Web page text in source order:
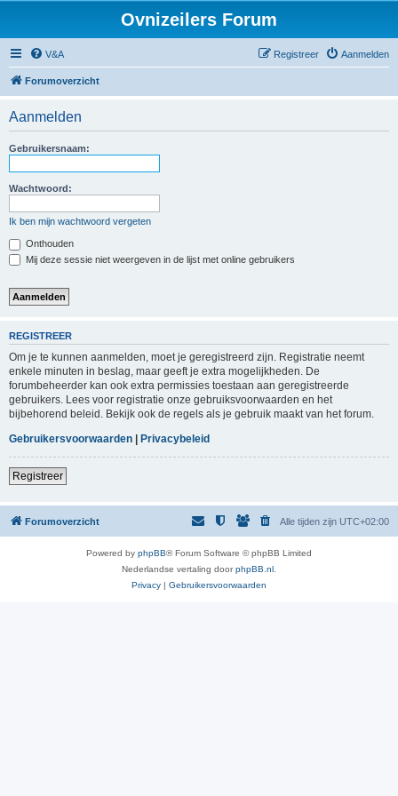
Ovnizeilers Forum
V&A Aanmelden
Registreer
Forumoverzicht
Aanmelden
Gebruikersnaam:
Wachtwoord:
Ik ben mijn wachtwoord vergeten
Onthouden
Mij deze sessie niet weergeven in de lijst met online gebruikers
REGISTREER
Om je te kunnen aanmelden, moet je geregistreerd zijn. Registratie neemt
enkele minuten in beslag, maar geeft je extra mogelijkheden. De
forumbeheerder kan ook extra permissies toestaan aan geregistreerde
gebruikers. Lees voor registratie onze gebruiksvoorwaarden en het
bijbehorend beleid. Bekijk ook de regels als je gebruik maakt van het forum.
Gebruikersvoorwaarden | Privacybeleid
Registreer
Forumoverzicht Alle tijden zijn UTC+02:00
Powered by phpBB® Forum Software © phpBB Limited
Nederlandse vertaling doorphpBB.nl
Privacy | Gebruikersvoorwaarden